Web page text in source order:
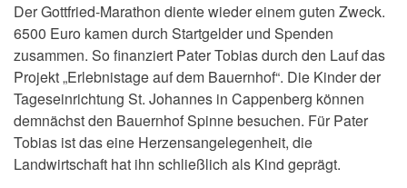
Der Gottfried-Marathon diente wieder einem guten Zweck.
6500 Euro kamen durch Startgelder und Spenden
zusammen. So finanziert Pater Tobias durch den Lauf das
Projekt „Erlebnistage auf dem Bauernhof“. Die Kinder der
Tageseinrichtung St. Johannes in Cappenberg können
demnächst den Bauernhof Spinne besuchen. Für Pater
Tobias ist das eine Herzensangelegenheit, die
Landwirtschaft hat ihn schließlich als Kind geprägt.